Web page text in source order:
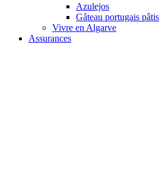
Azulejos
Gâteau portugais
Vivre en Algarve
Assurances